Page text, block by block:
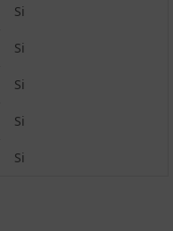
Si
Si
Si
Si
Si